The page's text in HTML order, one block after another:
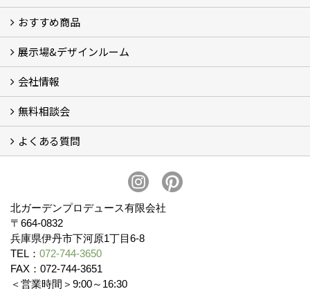
コンセプト
完成までの流れ
お庭のメンテナンスについて
おすすめ商品
オリジナル帆布のサイクルポート
NEW スマートサイクルポート
おしゃれな物置 (8)
門扉 (6)
ウッドフェンス (16)
アイアンの商品 (6)
ガーデニング雑貨 (3)
ガーデン書&ガーデンアート
こだわりのオリジナル商品 一覧
おすすめの植物 (29)
箱庭ガーデン
ポット苗
展示場&デザインルーム
展示場&デザインルーム
会社情報
会社概要
スタッフ紹介 (11)
ブログ
コラム
アクセス
求人募集
無料相談会
無料相談会
よくある質問
アフターサービス・アフターメンテナンスについて (3)
北ガーデンプロデュース有限会社
〒664-0832
兵庫県伊丹市下河原1丁目6-8
TEL： 072-744-3650
FAX：072-744-3651
＜営業時間＞9:00～16:30